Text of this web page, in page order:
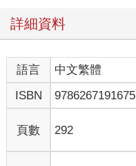
詳細資料
語言 中文繁體
ISBN
9786267191675
頁數 292